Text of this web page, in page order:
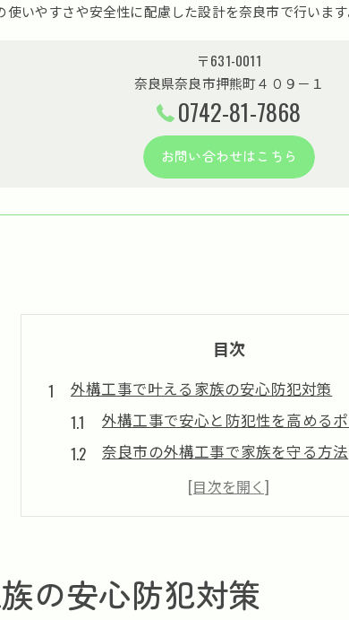
使いやすさや安全性に配慮した設計を奈良市で行います
〒631-0011
奈良県奈良市押熊町４０９－１
0742-81-7868
お問い合わせはこちら
目次
外構工事で叶える家族の安心防犯対策
外構工事で安心と防犯性を高める
奈良市の外構工事で家族を守る方法
防犯対策に強い外構工事の選び方ガ
外構工事と防犯性を両立する最新
奈良で実現する外構工事と費用バランス
外構工事の費用バランスを賢く考え
の安心防犯対策